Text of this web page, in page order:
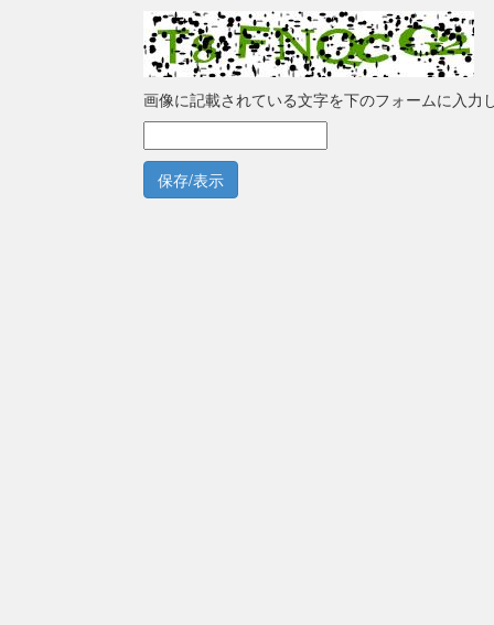
画像に記載されている文字を下のフォームに入力
保存/表示